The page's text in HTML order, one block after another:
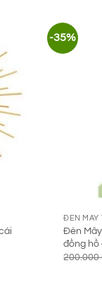
-35%
ĐÈN MÂY
Đèn
đồng
200.000